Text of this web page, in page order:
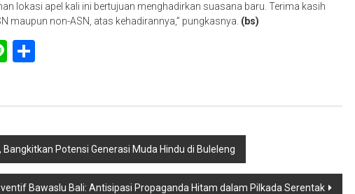
lokasi apel kali ini bertujuan menghadirkan suasana baru. Terima kasih
maupun non-ASN, atas kehadirannya,” pungkasnya. (bs)
Line
Potensi Generasi Muda Hindu di Buleleng
Bawaslu Bali: Antisipasi Propaganda Hitam dalam Pilkada Serentak